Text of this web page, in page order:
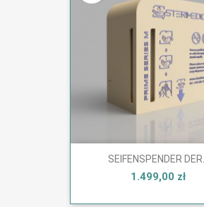
SEIFENSPENDER DER...
1.499,00 zł